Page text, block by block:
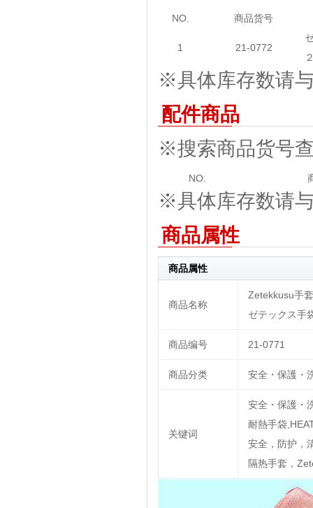
NO. 商品货号
1 21-0772
※具体库存数请
配件商品
※搜索商品货号
NO.
※具体库存数请
商品属性
商品属性
商品名称
Zetekkusu手
ゼテックス手
商品编号 21-0771
商品分类 安全・保護・
关键词
安全・保護・
耐熱手袋
安全，防护，
隔热手套，